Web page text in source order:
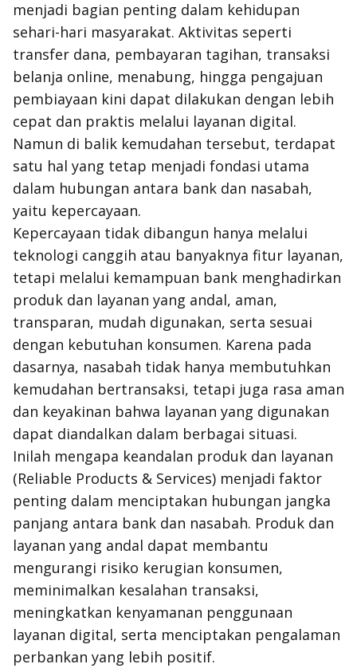
menjadi bagian penting dalam kehidupan
sehari-hari masyarakat. Aktivitas seperti
transfer dana, pembayaran tagihan, transaksi
belanja online, menabung, hingga pengajuan
pembiayaan kini dapat dilakukan dengan lebih
cepat dan praktis melalui layanan digital.
Namun di balik kemudahan tersebut, terdapat
satu hal yang tetap menjadi fondasi utama
dalam hubungan antara bank dan nasabah,
yaitu kepercayaan.
Kepercayaan tidak dibangun hanya melalui
teknologi canggih atau banyaknya fitur layanan,
tetapi melalui kemampuan bank menghadirkan
produk dan layanan yang andal, aman,
transparan, mudah digunakan, serta sesuai
dengan kebutuhan konsumen. Karena pada
dasarnya, nasabah tidak hanya membutuhkan
kemudahan bertransaksi, tetapi juga rasa aman
dan keyakinan bahwa layanan yang digunakan
dapat diandalkan dalam berbagai situasi.
Inilah mengapa keandalan produk dan layanan
(Reliable Products & Services) menjadi faktor
penting dalam menciptakan hubungan jangka
panjang antara bank dan nasabah. Produk dan
layanan yang andal dapat membantu
mengurangi risiko kerugian konsumen,
meminimalkan kesalahan transaksi,
meningkatkan kenyamanan penggunaan
layanan digital, serta menciptakan pengalaman
perbankan yang lebih positif.